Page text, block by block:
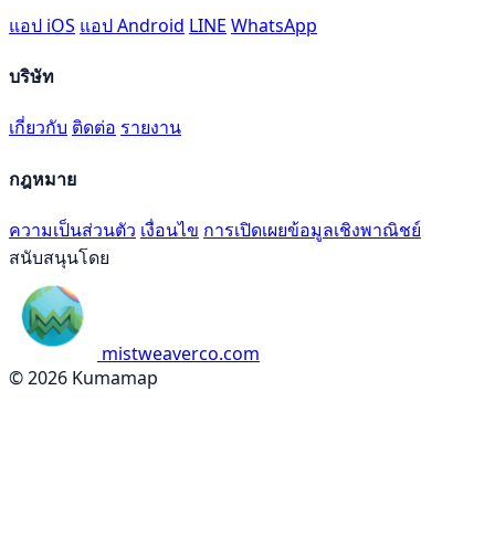
แอป iOS แอป Android LINE WhatsApp
บริษัท
เกี่ยวกับ ติดต่อ รายงาน
กฎหมาย
ความเป็นส่วนตัว เงื่อนไข การเปิดเผยข้อมูลเชิงพาณิชย์
สนับสนุนโดย
mistweaverco.com
© 2026 Kumamap